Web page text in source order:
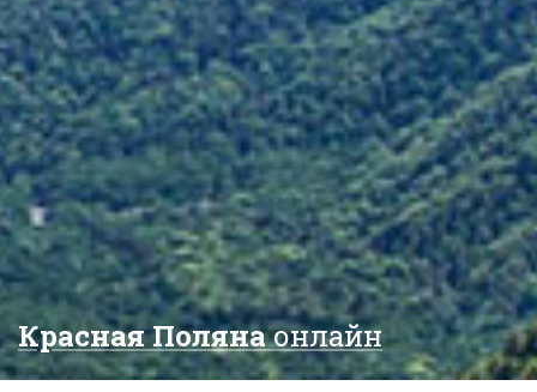
Красная Полянаонлайн